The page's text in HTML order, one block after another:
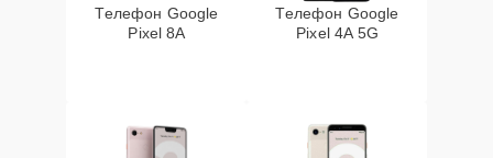
Телефон Google
Pixel 8A
Телефон Google
Pixel 4A 5G